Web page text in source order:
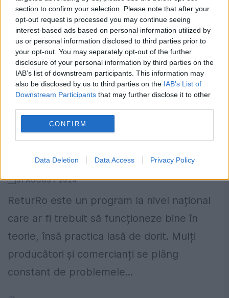
section to confirm your selection. Please note that after your
opt-out request is processed you may continue seeing
interest-based ads based on personal information utilized by
us or personal information disclosed to third parties prior to
your opt-out. You may separately opt-out of the further
disclosure of your personal information by third parties on the
IAB’s list of downstream participants. This information may
also be disclosed by us to third parties on the IAB’s List of
Downstream Participants that may further disclose it to other
CONFIRM
Data Deletion Data Access Privacy Policy
Exclusiv. Entitate non-profit sau sursă
de bani. Radu Lăzăroiu, Romaqua
Group, despre eșecul ReturRo. Video
31 AUGUST 2024
ReturRo este un program la nivel național
care ar fi trebuit să funcționeze bine în
teorie, însă practica lasă de dorit. Mulți
producători și comercianți se plâng
constant de problemele...